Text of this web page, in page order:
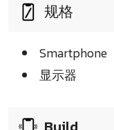
规格
Smartphone
显示器